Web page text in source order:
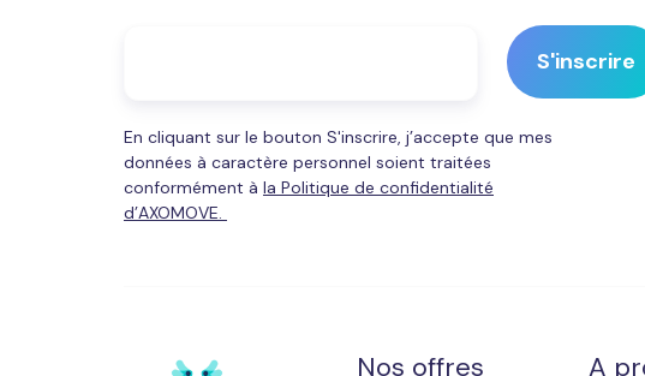
En cliquant sur le bouton S'inscrire, j’accepte que mes
données à caractère personnel soient traitées
conformément à la Politique de confidentialité
d’AXOMOVE.
Nos offres A